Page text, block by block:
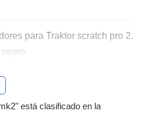
para Traktor scratch pro 2.
está clasificado en la